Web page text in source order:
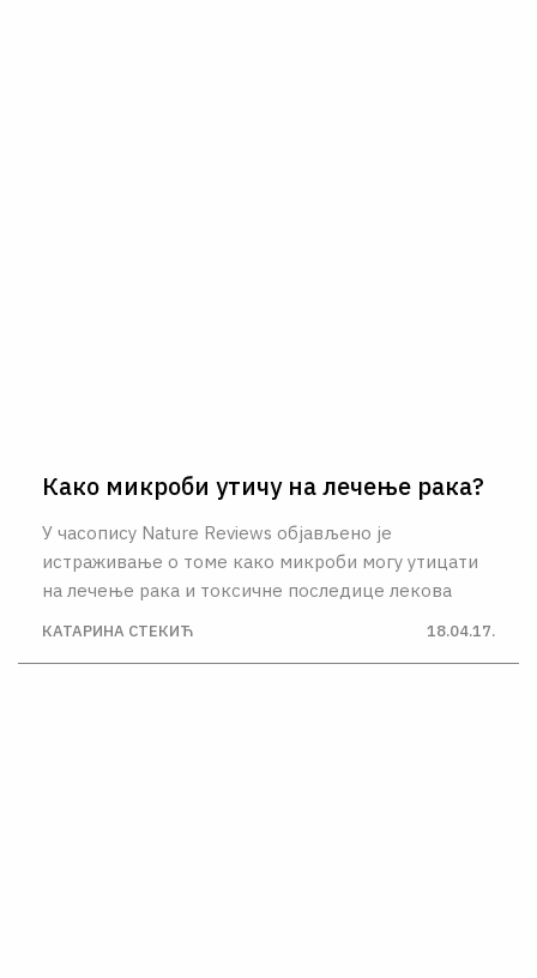
Како микроби утичу на лечење рака?
У часопису Nature Reviews објављено је
истраживање о томе како микроби могу утицати
на лечење рака и токсичне последице лекова
КАТАРИНА СТЕКИЋ 18.04.17.